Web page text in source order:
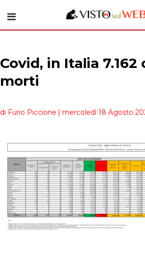
Covid, in Italia 7.162
morti
di Furio Piccione | mercoledì 18 Agosto